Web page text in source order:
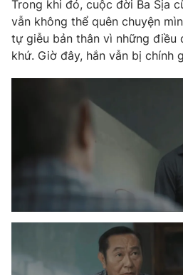
Trong khi đó, cuộc đời Ba Sịa
vẫn không thể quên chuyện
tự giễu bản thân vì những điều
khứ. Giờ đây, hắn vẫn bị chính